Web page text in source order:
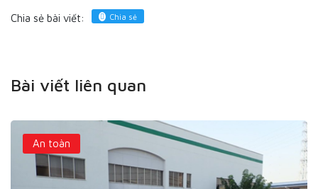
Chia sẻ bài viết: Chia sẻ
Bài viết liên quan
An toàn